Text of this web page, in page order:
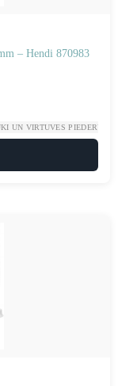
– Hendi 870983
UN VIRTUVES PIEDERUMI